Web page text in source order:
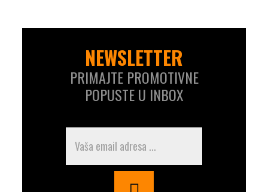
NEWSLETTER
PRIMAJTE PROMOTIVNE
POPUSTE U INBOX